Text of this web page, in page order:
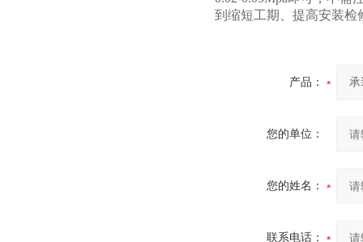
到缩短工期、提高安装检
产品：
您的单位：
您的姓名：
联系电话：